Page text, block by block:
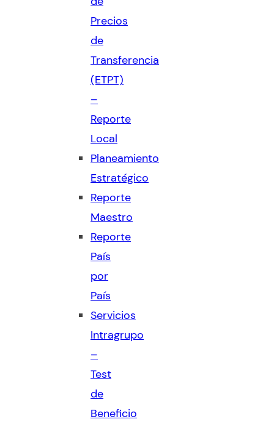
Precios
de
Transferencia
(ETPT)
–
Reporte
Local
Planeamiento
Estratégico
Reporte
Maestro
Reporte
País
por
País
Servicios
Intragrupo
–
Test
de
Beneficio